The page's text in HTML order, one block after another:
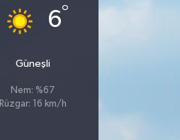
6°
Güneşli
Nem: %67
Rüzgar: 16 km/h